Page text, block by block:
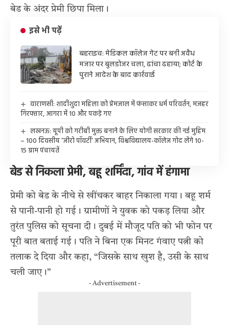
बेड के अंदर प्रेमी छिपा मिला।
इसे भी पढ़ें
बहराइच: मेडिकल कॉलेज गेट पर बनी अवैध
मजार पर बुलडोजर चला, ढांचा ढहाया; कोर्ट के
पुराने आदेश के बाद कार्रवाई
वाराणसी: शादीशुदा महिला को प्रेमजाल में फंसाकर धर्म परिवर्तन, मजहर
गिरफ्तार, आगरा में 10 और पकड़े गए
लखनऊ: यूपी को गरीबी मुक्त बनाने के लिए योगी सरकार की नई मुहिम
– 100 दिवसीय ‘जीरो पॉवर्टी’ अभियान, विश्वविद्यालय-कॉलेज गोद लेंगे 10-
15 ग्राम पंचायतें
बेड से निकला प्रेमी, बहू शर्मिंदा, गांव में हंगामा
प्रेमी को बेड के नीचे से खींचकर बाहर निकाला गया। बहू शर्म
से पानी-पानी हो गई। ग्रामीणों ने युवक को पकड़ लिया और
तुरंत पुलिस को सूचना दी। दुबई में मौजूद पति को भी फोन पर
पूरी बात बताई गई। पति ने बिना एक मिनट गंवाए पत्नी को
तलाक दे दिया और कहा, “जिसके साथ खुश है, उसी के साथ
चली जाए।”
- Advertisement -